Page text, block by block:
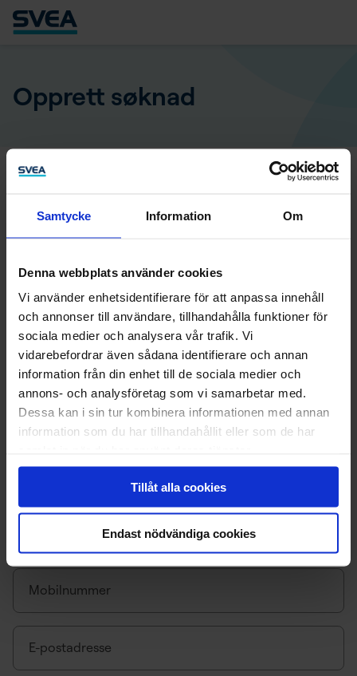
Samtycke Information Om
Denna webbplats använder cookies
Vi använder enhetsidentifierare för att anpassa innehåll
och annonser till användare, tillhandahålla funktioner för
sociala medier och analysera vår trafik. Vi
vidarebefordrar även sådana identifierare och annan
information från din enhet till de sociala medier och
annons- och analysföretag som vi samarbetar med.
Dessa kan i sin tur kombinera informationen med annan
information som du har tillhandahållit eller som de har
Tillåt alla cookies
Endast nödvändiga cookies
Opprett søknad
Fyll inn hvor mye du vil låne
Velg betalingsalternativ
Betalingsalternativene baserer seg på ditt ønskede
lånebeløp.
Fyll inn dine opplysninger
og for kommunikasjon i forbindelse med din søknad.
Mobilnummer
E-postadresse